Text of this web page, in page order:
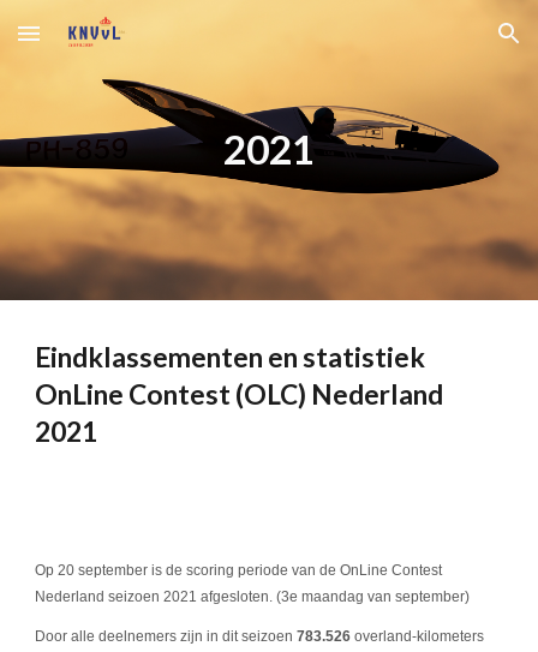
Skip to main content Skip to navigation
2021
Eindklassementen en statistiek
OnLine Contest (OLC) Nederland
2021
Op 20 september is de scoring periode van de OnLine Contest
Nederland seizoen 2021 afgesloten. (3e maandag van september)
Door alle deelnemers zijn in dit seizoen783.526 overland-kilometers